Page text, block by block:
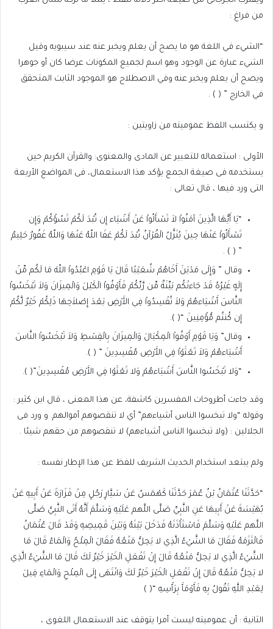
من فراغ :
“الشيء في اللغة هو ما يصح أن يعلم ويخبر عنه عند سيبويه وقيل
الشيء عبارة عن الوجود وهو اسم لجميع المكونات عرضا كان أو جوهرا
ويصح أن يعلم ويخبر عنه وفي الاصطلاح هو الموجود الثابت المتحقق
في الخارج ” ( ) .
و يكتسب اللفظ عموميته من زاويتين :
الأولى : استعماله للتعبير عن المادى والمعنوى: والقرآن الكريم حين
يستخدمه فى صيغة الجمع يؤكد هذا الاستعمال، فى المواضع الأربعة
التى ورد فيها ، قال تعالى :
“يَا أَيُّهَا الَّذِينَ آمَنُواْ لاَ تَسْأَلُواْ عَنْ أَشْيَاء إِن تُبْدَ لَكُمْ تَسُؤْكُمْ وَإِن
تَسْأَلُواْ عَنْهَا حِينَ يُنَزَّلُ الْقُرْآنُ تُبْدَ لَكُمْ عَفَا اللّهُ عَنْهَا وَاللّهُ غَفُورٌ حَلِيمٌ
” ( ) .
وقال ” وَإِلَى مَدْيَنَ أَخَاهُمْ شُعَيْبًا قَالَ يَا قَوْمِ اعْبُدُواْ اللّهَ مَا لَكُم مِّنْ
إِلَهٍ غَيْرُهُ قَدْ جَاءتْكُم بَيِّنَةٌ مِّن رَّبِّكُمْ فَأَوْفُواْ الْكَيْلَ وَالْمِيزَانَ وَلاَ تَبْخَسُواْ
النَّاسَ أَشْيَاءهُمْ وَلاَ تُفْسِدُواْ فِي الأَرْضِ بَعْدَ إِصْلاَحِهَا ذَلِكُمْ خَيْرٌ لَّكُمْ
إِن كُنتُم مُّؤْمِنِينَ “( ).
وقال” وَيَا قَوْمِ أَوْفُواْ الْمِكْيَالَ وَالْمِيزَانَ بِالْقِسْطِ وَلاَ تَبْخَسُواْ النَّاسَ
أَشْيَاءهُمْ وَلاَ تَعْثَوْاْ فِي الأَرْضِ مُفْسِدِينَ ” ( ).
“وَلا تَبْخَسُوا النَّاسَ أَشْيَاءهُمْ وَلا تَعْثَوْا فِي الأَرْضِ مُفْسِدِينَ”( ).
وقد جاءت أطروحات المفسرين كاشفة، عن هذا المعنى ، قال ابن كثير :
وقوله “ولا تبخسوا الناس أشياءهم” أي لا تنقصوهم أموالهم. و ورد فى
الجلالين : (ولا تبخسوا الناس أشياءهم) لا تنقصوهم من حقهم شيئا .
ولم يبتعد استخدام الحديث الشريف للفظ عن هذا الإطار نفسه :
“حَدَّثَنَا عُثْمَانُ بْنُ عُمَرَ حَدَّثَنَا كَهْمَسٌ عَنْ سَيَّارٍ رَجُلٍ مِنْ فَزَارَةَ عَنْ أَبِيهِ عَنْ
بُهَيْسَةَ عَنْ أَبِيهَا عَنِ النَّبِيِّ صَلَّى اللَّهم عَلَيْهِ وَسَلَّمَ أَنَّهُ أَتَى النَّبِيَّ صَلَّى
اللَّهم عَلَيْهِ وَسَلَّمَ فَاسْتَأْذَنَهُ فَدَخَلَ بَيْنَهُ وَبَيْنَ قَمِيصِهِ وَقَدْ قَالَ عُثْمَانُ
فَالْتَزَمَهُ فَقَالَ مَا الشَّيْءُ الَّذِي لا يَحِلُّ مَنْعُهُ فَقَالَ الْمِلْحُ وَالْمَاءُ قَالَ مَا
الشَّيْءُ الَّذِي لا يَحِلُّ مَنْعُهُ قَالَ إِنْ تَفْعَلِ الْخَيْرَ خَيْرٌ لَكَ قَالَ مَا الشَّيْءُ الَّذِي
لا يَحِلُّ مَنْعُهُ قَالَ إِنْ تَفْعَلِ الْخَيْرَ خَيْرٌ لَكَ وَانْتَهَى إِلَى الْمِلْحِ وَالْمَاءِ قِيلَ
لِعَبْدِ اللَّهِ تَقُولُ بِهِ فَأَوْمَأَ بِرَأْسِهِ “( )
الثانية : أن عموميته ليست أمرا يتوقف عند الاستعمال اللغوى ،